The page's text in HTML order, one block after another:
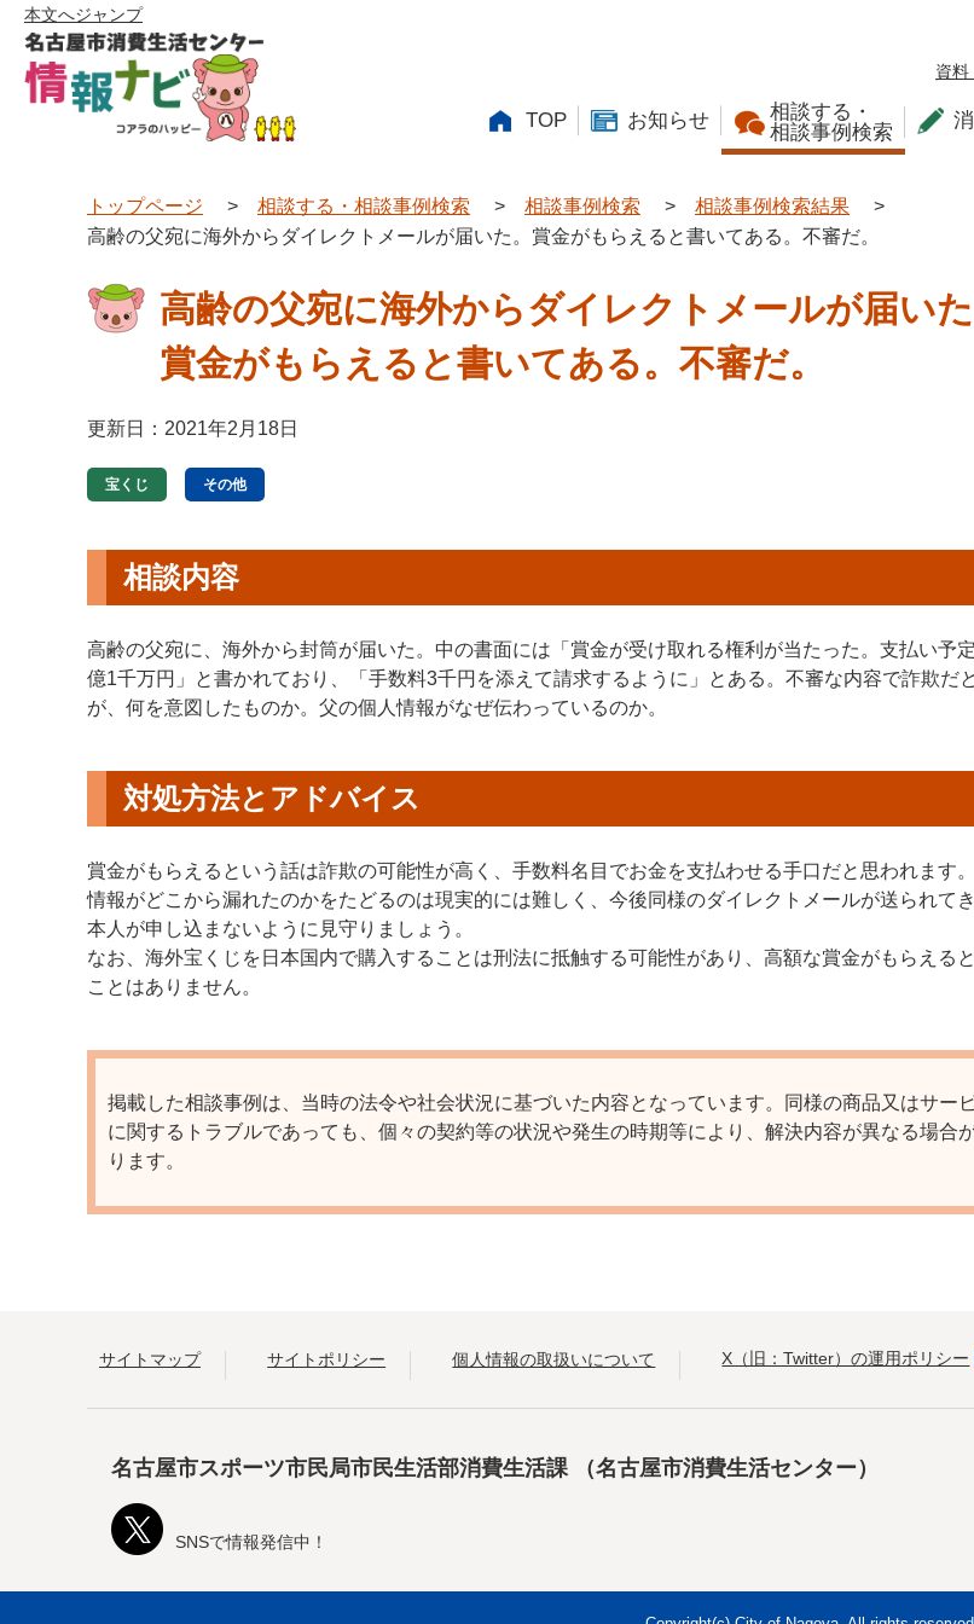
本文へジャンプ
資料
TOP お知らせ
相談する・
相談事例検索
トップページ > 相談する・相談事例検索 > 相談事例検索 > 相談事例検索結果
>
高齢の父宛に海外からダイレクトメールが届いた。賞金がもらえると書いてある。不審だ。
高齢の父宛に海外からダイレクトメールが届いた
賞金がもらえると書いてある。不審だ。
更新日：2021年2月18日
宝くじ その他
相談内容
高齢の父宛に、海外から封筒が届いた。中の書面には「賞金が受け取れる権利が当たった。支払い予
億1千万円」と書かれており、「手数料3千円を添えて請求するように」とある。不審な内容で詐欺だ
が、何を意図したものか。父の個人情報がなぜ伝わっているのか。
対処方法とアドバイス
賞金がもらえるという話は詐欺の可能性が高く、手数料名目でお金を支払わせる手口だと思われます
情報がどこから漏れたのかをたどるのは現実的には難しく、今後同様のダイレクトメールが送られて
本人が申し込まないように見守りましょう。
なお、海外宝くじを⽇本国内で購⼊することは刑法に抵触する可能性があり、高額な賞金がもらえる
ことはありません。
掲載した相談事例は、当時の法令や社会状況に基づいた内容となっています。同様の商品又はサー
に関するトラブルであっても、個々の契約等の状況や発生の時期等により、解決内容が異なる場合
ります。
サイトマップ サイトポリシー 個人情報の取扱いについて X（旧：Twitter）の運用ポリシー
名古屋市スポーツ市民局市民生活部消費生活課（名古屋市消費生活センター）
SNSで情報発信中！